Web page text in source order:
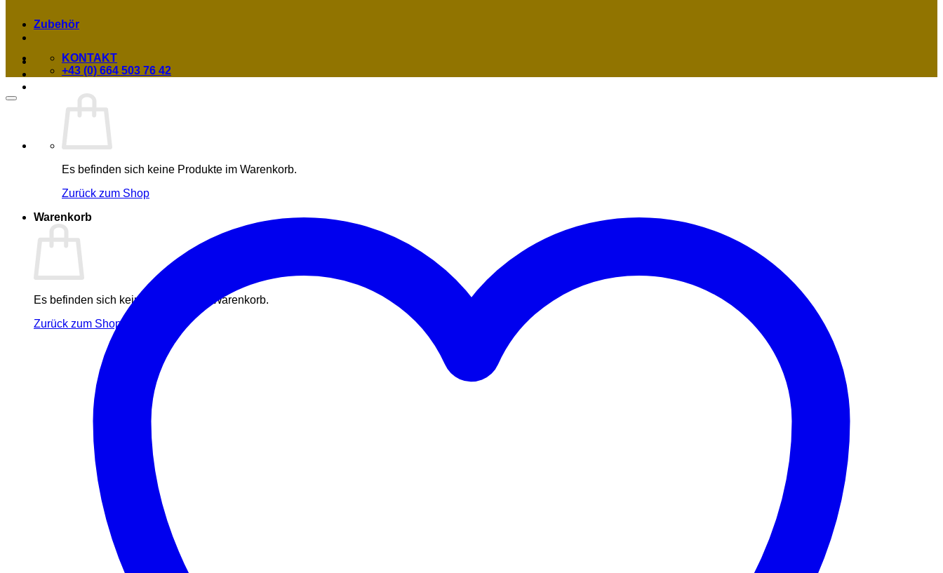
Es befinden sich keine Produkte im Warenkorb.
Zurück zum Shop
Warenkorb
Es befinden sich keine Produkte im Warenkorb.
Zurück zum Shop
Zubehör
KONTAKT
+43 (0) 664 503 76 42